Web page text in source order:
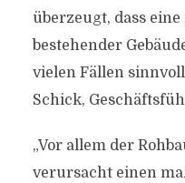
überzeugt, dass
bestehender
vielen Fällen
Schick,
„Vor allem der
verursacht einen